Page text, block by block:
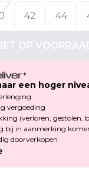
42 44
OP
een hoger
vergoeding
(verloren, gestolen,
bij in aanmerking
doorverkopen